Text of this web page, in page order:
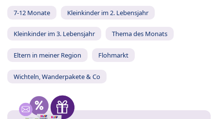
7-12 Monate Kleinkinder im 2. Lebensjahr
Kleinkinder im 3. Lebensjahr Thema des Monats
Eltern in meiner Region Flohmarkt
Wichteln, Wanderpakete & Co